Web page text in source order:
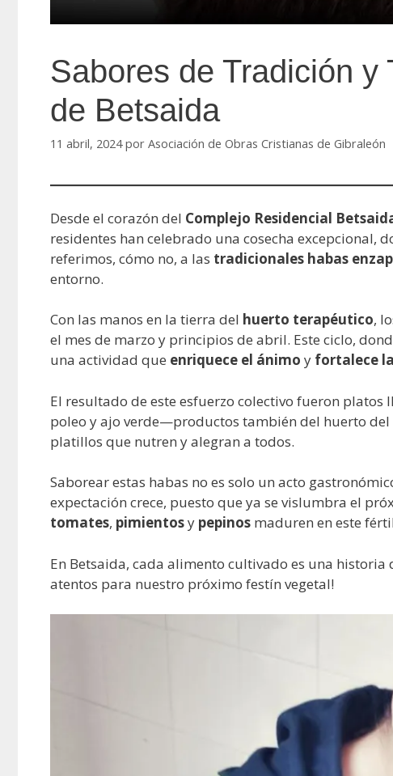
Sabores de Tradición
de Betsaida
11 abril, 2024 por Asociación de Obras Cristianas de Gibraleón
Desde el corazón del Complejo Residencial
residentes han celebrado una cosecha excepcional,
referimos, cómo no, a las tradicionales habas
entorno.
Con las manos en la tierra del huerto terapéutico,
el mes de marzo y principios de abril. Este ciclo,
una actividad que enriquece el ánimo y fortalece
El resultado de este esfuerzo colectivo fueron platos
poleo y ajo verde—productos también del huerto del
platillos que nutren y alegran a todos.
Saborear estas habas no es solo un acto
expectación crece, puesto que ya se vislumbra el
tomates, pimientosy pepinos maduren en este
En Betsaida, cada alimento cultivado es una
atentos para nuestro próximo festín vegetal!